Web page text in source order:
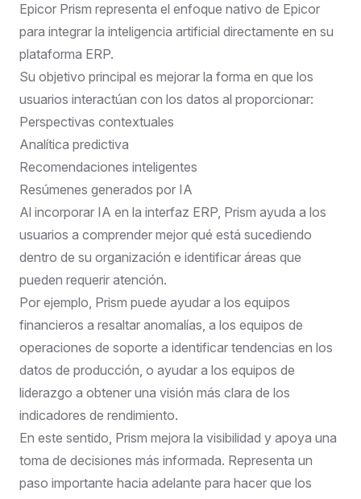
Epicor Prism representa el enfoque nativo de Epicor
para integrar la inteligencia artificial directamente en su
plataforma ERP.
Su objetivo principal es mejorar la forma en que los
usuarios interactúan con los datos al proporcionar:
Perspectivas contextuales
Analítica predictiva
Recomendaciones inteligentes
Resúmenes generados por IA
Al incorporar IA en la interfaz ERP, Prism ayuda a los
usuarios a comprender mejor qué está sucediendo
dentro de su organización e identificar áreas que
pueden requerir atención.
Por ejemplo, Prism puede ayudar a los equipos
financieros a resaltar anomalías, a los equipos de
operaciones de soporte a identificar tendencias en los
datos de producción, o ayudar a los equipos de
liderazgo a obtener una visión más clara de los
indicadores de rendimiento.
En este sentido, Prism mejora la visibilidad y apoya una
toma de decisiones más informada. Representa un
paso importante hacia adelante para hacer que los